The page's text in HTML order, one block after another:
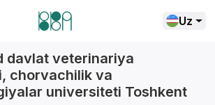
Uz
davlat veterinariya
chorvachilik va
universiteti Toshkent